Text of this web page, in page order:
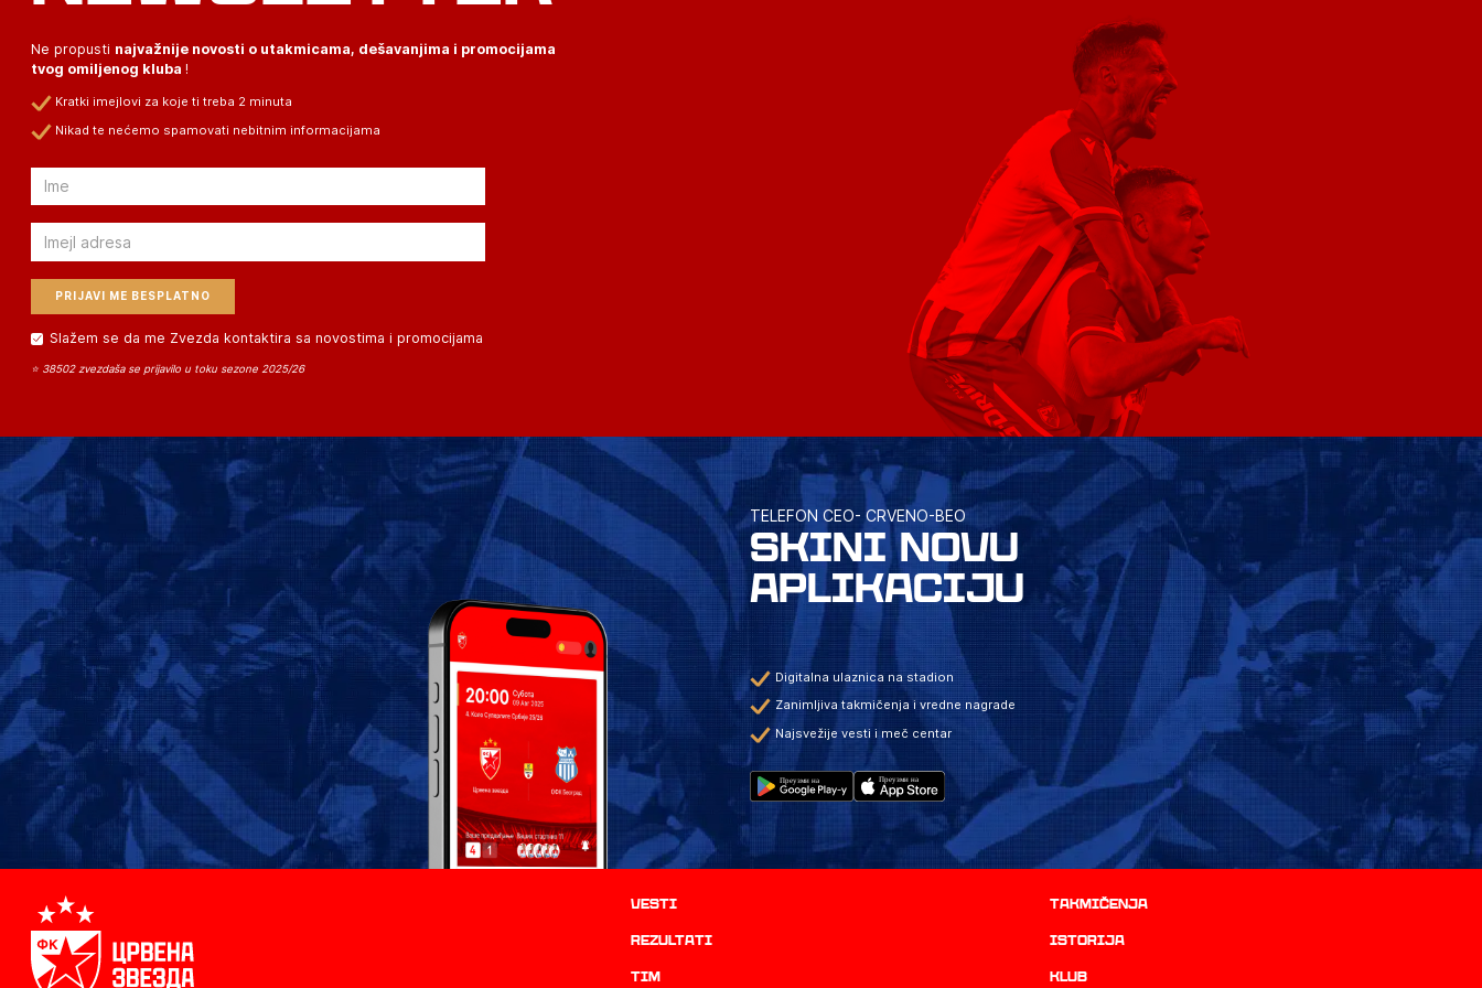
Ne propusti najvažnije novosti o utakmicama, dešavanjima i promocijama
tvog omiljenog kluba !
Kratki imejlovi za koje ti treba 2 minuta
Nikad te nećemo spamovati nebitnim informacijama
Email
Email
Slažem se da me Zvezda kontaktira sa novostima i promocijama
⭐ 38502 zvezdaša se prijavilo u toku sezone 2025/26
TELEFON CEO- CRVENO-BEO
SKINI NOVU
APLIKACIJU
Digitalna ulaznica na stadion
Zanimljiva takmičenja i vredne nagrade
Najsvežije vesti i meč centar
Vesti Takmičenja
rezultati istorija
TIM Klub